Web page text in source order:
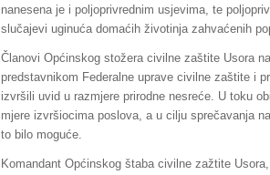
nanesena je i poljoprivrednim usjevima, te
slučajevi uginuća domaćih životinja zahvaćenih
Članovi Općinskog stožera civilne zaštite Usora
predstavnikom Federalne uprave civilne zaštite i
izvršili uvid u razmjere prirodne nesreće. U toku
mjere izvršiocima poslova, a u cilju sprečavanja
to bilo moguće.
Komandant Općinskog štaba civilne zažtite